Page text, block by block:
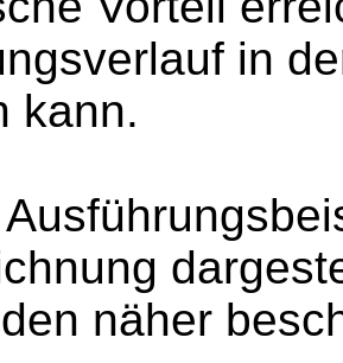
in
kann.
näher